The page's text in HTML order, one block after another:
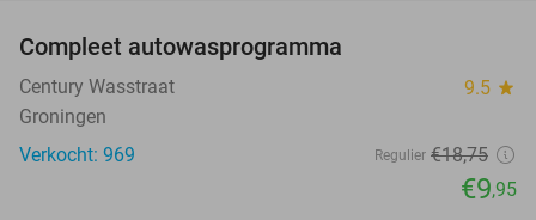
Compleet autowasprogramma
Century Wasstraat 9.5 star
Groningen
Verkocht: 969
Regulier €18,75
€9,95